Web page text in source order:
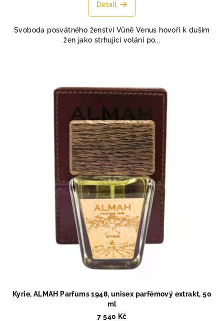
Detail
Svoboda posvátného ženství Vůně Venus hovoří k duším
žen jako strhující volání po...
Kyrie, ALMAH Parfums 1948, unisex parfémový extrakt, 50
ml
7 540 Kč